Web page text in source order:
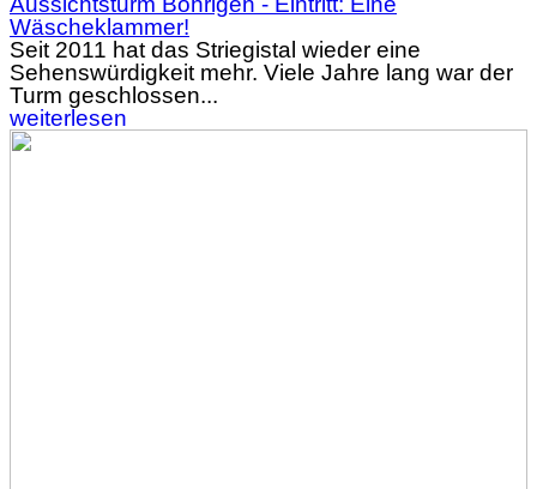
Wäscheklammer!
Seit 2011 hat das Striegistal wieder eine
Sehenswürdigkeit mehr. Viele Jahre lang war der
Turm geschlossen...
weiterlesen